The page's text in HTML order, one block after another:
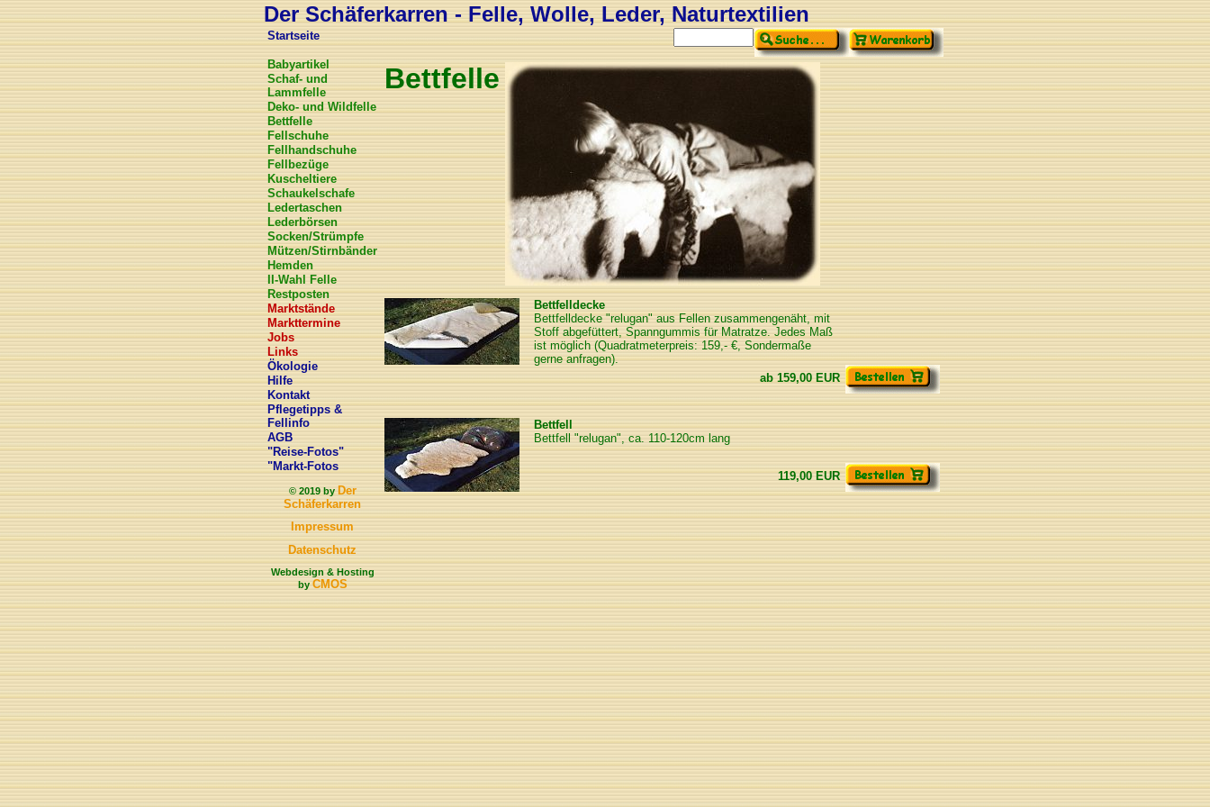
Der Schäferkarren - Felle, Wolle, Leder, Naturtextilien
Startseite
Babyartikel
Schaf- und
Lammfelle
Deko- und Wildfelle
Bettfelle
Fellschuhe
Fellhandschuhe
Fellbezüge
Kuscheltiere
Schaukelschafe
Ledertaschen
Lederbörsen
Socken/Strümpfe
Mützen/Stirnbänder
Hemden
II-Wahl Felle
Restposten
Marktstände
Markttermine
Jobs
Links
Ökologie
Hilfe
Kontakt
Pflegetipps &
Fellinfo
AGB
"Reise-Fotos"
"Markt-Fotos
© 2019 byDer
Schäferkarren
Impressum
Datenschutz
Webdesign & Hosting
byCMOS
Bettfelle
Bettfelldecke
Bettfelldecke "relugan" aus Fellen zusammengenäht, mit
Stoff abgefüttert, Spanngummis für Matratze. Jedes Maß
ist möglich (Quadratmeterpreis: 159,- €, Sondermaße
gerne anfragen).
ab159,00 EUR
Bettfell
Bettfell "relugan", ca. 110-120cm lang
119,00 EUR